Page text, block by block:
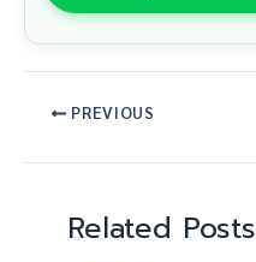
PREVIOUS
Related Posts